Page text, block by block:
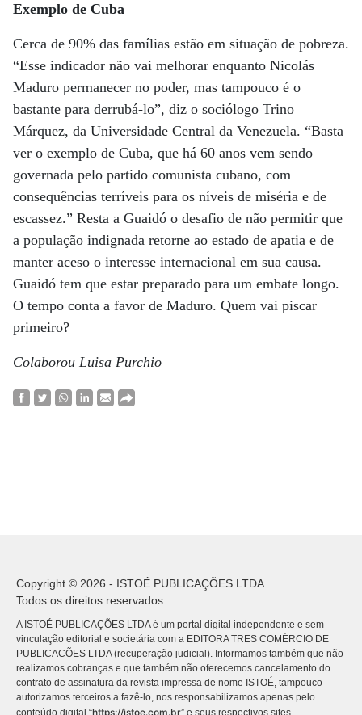
Exemplo de Cuba
Cerca de 90% das famílias estão em situação de pobreza.
“Esse indicador não vai melhorar enquanto Nicolás
Maduro permanecer no poder, mas tampouco é o
bastante para derrubá-lo”, diz o sociólogo Trino
Márquez, da Universidade Central da Venezuela. “Basta
ver o exemplo de Cuba, que há 60 anos vem sendo
governada pelo partido comunista cubano, com
consequências terríveis para os níveis de miséria e de
escassez.” Resta a Guaidó o desafio de não permitir que
a população indignada retorne ao estado de apatia e de
manter aceso o interesse internacional em sua causa.
Guaidó tem que estar preparado para um embate longo.
O tempo conta a favor de Maduro. Quem vai piscar
primeiro?
Colaborou Luisa Purchio
Copyright © 2026 - ISTOÉ PUBLICAÇÕES LTDA
Todos os direitos reservados.
A ISTOÉ PUBLICAÇÕES LTDA é um portal digital independente e sem
vinculação editorial e societária com a EDITORA TRES COMÉRCIO DE
PUBLICACÕES LTDA (recuperação judicial). Informamos também que não
realizamos cobranças e que também não oferecemos cancelamento do
contrato de assinatura da revista impressa de nome ISTOÉ, tampouco
autorizamos terceiros a fazê-lo, nos responsabilizamos apenas pelo
conteúdo digital “https://istoe.com.br” e seus respectivos sites.